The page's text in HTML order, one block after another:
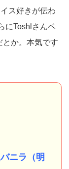
ス好きが伝わ
にToshlさんベ
とか。本気です
ニラ（明